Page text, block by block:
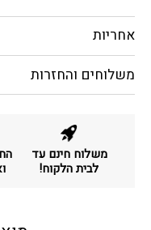
אחריות
משלוחים והחזרות
משלוח חינם עד
לבית הלקוח!